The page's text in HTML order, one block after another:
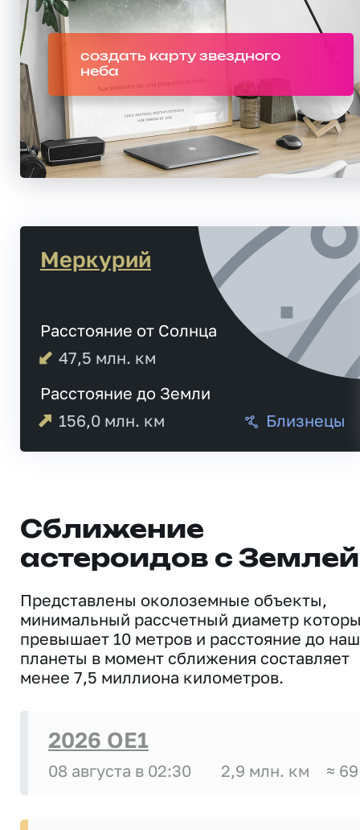
создать карту звездного
неба
Меркурий
Расстояние от Солнца
47,5 млн. км
Расстояние до Земли
156,0 млн. км Близнецы
Сближение
астероидов с Землей
Представлены околоземные объекты,
минимальный рассчетный диаметр
превышает 10 метров и расстояние до
планеты в момент сближения составляет
менее 7,5 миллиона километров.
2026 OE1
08 августа в 02:30 2,9 млн. км ≈